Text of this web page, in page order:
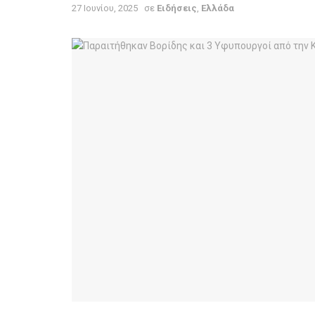
27 Ιουνίου, 2025 σε Ειδήσεις Ελλάδα